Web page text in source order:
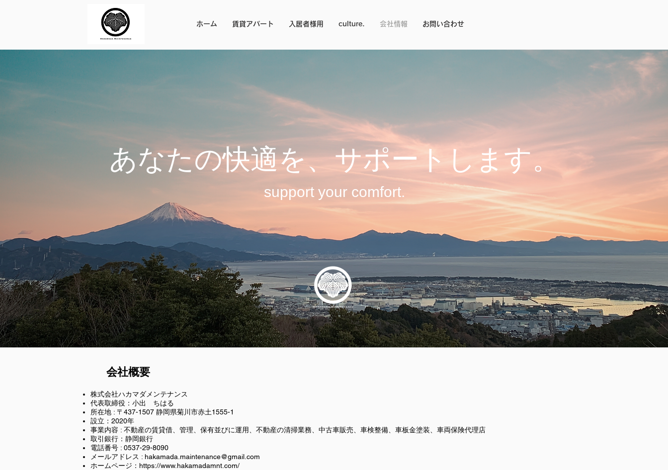
ホーム 賃貸アパート 入居者様用 culture. 会社情報 お問い合わせ
あなたの快適を、サポートします。
support your comfort.
​会社概要
株式会社ハカマダメンテナンス
​代表取締役：小出 ちはる
所在地 : 〒437-1507 静岡県菊川市赤土1555-1
設立：2020年
事業内容 : 不動産の賃貸借、管理、保有並びに運用、不動産の清掃業務、中古車販売、車検整備、車板金塗装、車両保険代理店
​取引銀行：静岡銀行
電話番号 : 0537-29-8090
​メールアドレス : hakamada.maintenance@gmail.com
ホームページ： https://www.hakamadamnt.com/